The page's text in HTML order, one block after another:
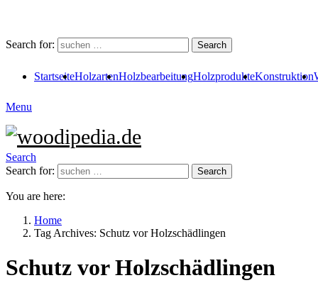
Search for: Search
StartseiteHolzartenHolzbearbeitungHolzprodukteKonstruktion
Menu
Search
Search for:
Search
You are here:
Home
Tag Archives: Schutz vor Holzschädlingen
Schutz vor Holzschädlingen